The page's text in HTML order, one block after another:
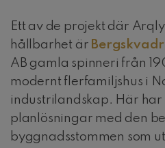
Ett av de projekt där
hållbarhet är
AB gamla spinneri från
modernt flerfamiljshus i
industrilandskap. Här har
planlösningar med den
byggnadsstommen som